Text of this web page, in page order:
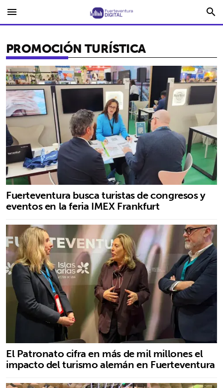
menu search
PROMOCIÓN TURÍSTICA
Fuerteventura busca turistas de congresos y
eventos en la feria IMEX Frankfurt
El Patronato cifra en más de mil millones el
impacto del turismo alemán en Fuerteventura